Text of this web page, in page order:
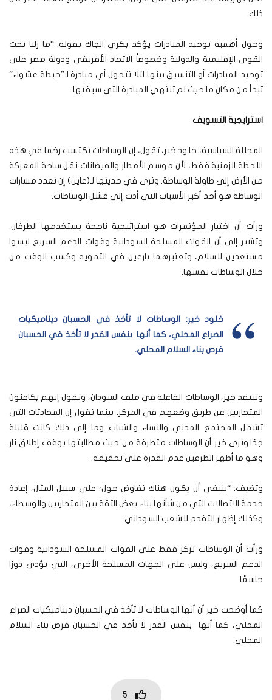
ذلك.
وحول أهمية توحيد المبادرات يؤكد بكري الجاك بقوله: “ما زلنا نحث
القوى الإقليمية والدولية وخصوصاً الاتحاد الأفريقي ودولة مصر على
توحيد المبادرات أو التنسيق بينها لئلا تتحول أي مبادرة لـ”خبطة عشواء”
تبدأ من مكان ما حيث لم تنتهي المبادرة التي سبقتها.
استرايجية التسويف
المحللة السياسية، خلود خير، تقول، إن الوساطات تكتسب زخما في هذه
اللحظة الزمنية فقط، لأن موسم الأمطار والفيضانات نقل ساحة المعركة
من الأرض إلى طاولة الوساطة. وترى في حديثها لـ(عاين) إن تعدد مسارات
الوساطة هو أحد أكبر الأسباب التي أدت إلى فشل الوساطات.
ورأت أن اختيار المؤتمرات هو استراتيجية ناجحة يستخدمها الطرفان.
وتشير إلى أن القوات المسلحة السودانية وقوات الدعم السريع ليسوا
مستعدين للسلام، وتعتبرهما بارعين في التمويه وكسب الوقت من
خلال الوساطات نفسها.
خلود خير: الوساطات لا تأخذ في الحسبان ديناميكيات
الصراع المحلي، كما أنها بنفس القدر لا تأخذ في الحسبان
فرص بناء السلام المحلي.
وتنتقد خير، الوساطات الفاعلة في ملف السودان، وتقول إنهم يكافئون
المتحاربين عن طريق وضعهم في المركز. بينما تقول إن المحادثات التي
تشمل المجتمع المدني والنساء والشباب وما إلى ذلك كانت قليلة
جدًا.وترى خير أن الوساطات متطرفة من حيث مطالبتها بوقف إطلاق نار
وهو ما أظهر الطرفين عدم القدرة على تحقيقه.
وتضيف: “ينبغي أن يكون هناك تفاوض حول؛ على سبيل المثال، إعادة
خدمة الاتصالات التي من شأنها بناء بعض الثقة بين المتحاربين والوسطاء،
وكذلك إظهار التقدم للشعب السوداني.
ورأت أن الوساطات تركز فقط على القوات المسلحة السودانية وقوات
الدعم السريع، وليس على الجهات المسلحة الأخرى، التي تؤدي دورًا
حاسمًا.
كما أوضحت خير أن أنها الوساطات لا تأخذ في الحسبان ديناميكيات الصراع
المحلي، كما أنها بنفس القدر لا تأخذ في الحسبان فرص بناء السلام
المحلي.
5